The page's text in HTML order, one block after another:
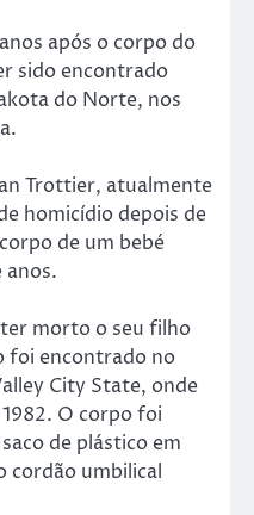
após o corpo do
sido encontrado
do Norte, nos
Trottier, atualmente
homicídio depois de
de um bebé
anos.
morto o seu filho
foi encontrado no
City State, onde
O corpo foi
de plástico em
cordão umbilical